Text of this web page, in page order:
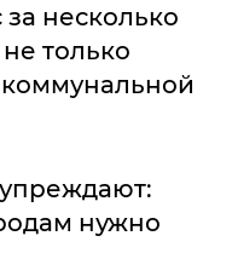
несколько
только
коммунальной
нужно